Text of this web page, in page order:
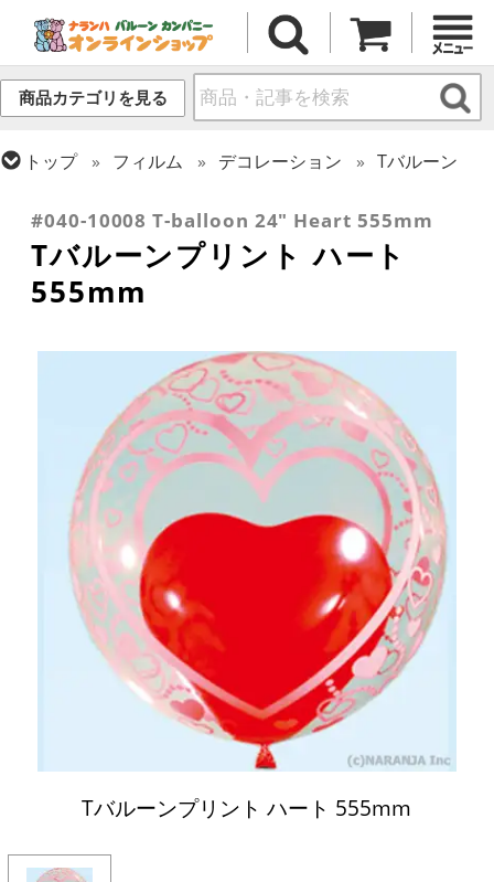
商品カテゴリを見る
トップ フィルム デコレーション
Tバルーン
#040-10008 T-balloon 24" Heart 555mm
Tバルーンプリント ハート
555mm
Tバルーンプリント ハート 555mm